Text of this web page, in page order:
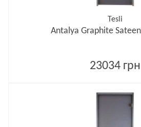
Tesli
Antalya Graphite
23034 грн